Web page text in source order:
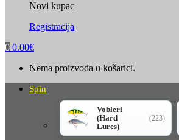
Novi kupac
Registracija
0 0.00€
Nema proizvoda u košarici.
Spin
Vobleri
(Hard
Lures)
(223)